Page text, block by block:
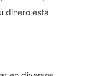
dinero está